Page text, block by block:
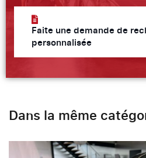
Faite une demande de
personnalisée
Dans la même